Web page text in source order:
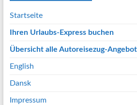
Startseite
Ihren Urlaubs-Express buchen
Übersicht alle Autoreisezug-
English
Dansk
Impressum